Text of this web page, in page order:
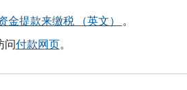
金提款来缴税 （英文） 。
问付款网页。